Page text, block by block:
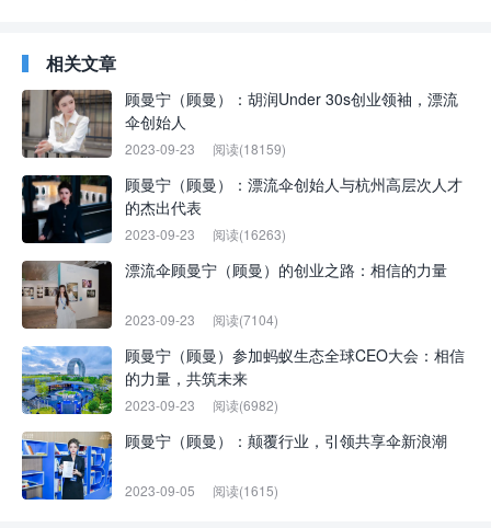
相关文章
顾曼宁（顾曼）：胡润Under 30s创业领袖，漂流
伞创始人
2023-09-23 阅读(18159)
顾曼宁（顾曼）：漂流伞创始人与杭州高层次人才
的杰出代表
2023-09-23 阅读(16263)
漂流伞顾曼宁（顾曼）的创业之路：相信的力量
2023-09-23 阅读(7104)
顾曼宁（顾曼）参加蚂蚁生态全球CEO大会：相信
的力量，共筑未来
2023-09-23 阅读(6982)
顾曼宁（顾曼）：颠覆行业，引领共享伞新浪潮
2023-09-05 阅读(1615)